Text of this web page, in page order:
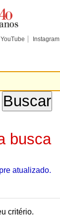
YouTube Instagram
busca
atualizado.
critério.